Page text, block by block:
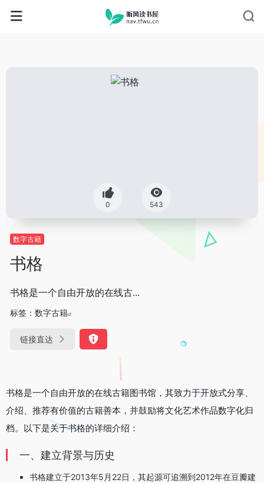
0 543
数字古籍
书格
书格是一个自由开放的在线古...
标签： 数字古籍
链接直达
书格是一个自由开放的在线古籍图书馆，其致力于开放式分享、
介绍、推荐有价值的古籍善本，并鼓励将文化艺术作品数字化归
档。以下是关于书格的详细介绍：
一、建立背景与历史
书格建立于2013年5月22日，其起源可追溯到2012年在豆瓣建